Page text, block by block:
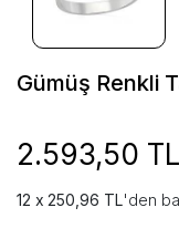
Gümüş Renkli
2.593,50 TL
250,96 TL'den